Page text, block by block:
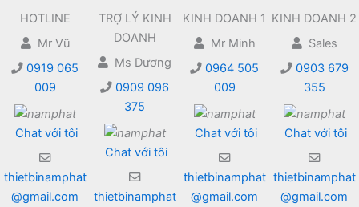
HOTLINE
Mr Vũ
0919 065
009
Chat với tôi
thietbinamphat
@gmail.com
TRỢ LÝ KINH
DOANH
Ms Dương
0909 096
375
Chat với tôi
thietbinamphat
KINH DOANH 1
Mr Minh
0964 505
009
Chat với tôi
thietbinamphat
@gmail.com
KINH DOANH 2
Sales
0903 679
355
Chat với tôi
thietbinamphat
@gmail.com